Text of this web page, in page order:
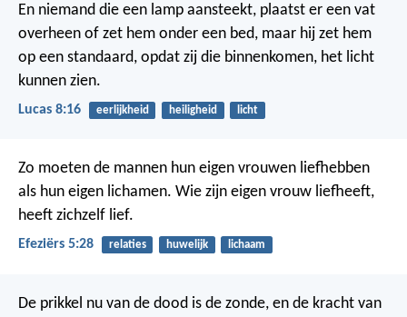
En niemand die een lamp aansteekt, plaatst er een vat
overheen of zet hem onder een bed, maar hij zet hem
op een standaard, opdat zij die binnenkomen, het licht
kunnen zien.
Lucas 8:16 eerlijkheid heiligheid licht
Zo moeten de mannen hun eigen vrouwen liefhebben
als hun eigen lichamen. Wie zijn eigen vrouw liefheeft,
heeft zichzelf lief.
Efeziërs 5:28 relaties huwelijk lichaam
De prikkel nu van de dood is de zonde, en de kracht van